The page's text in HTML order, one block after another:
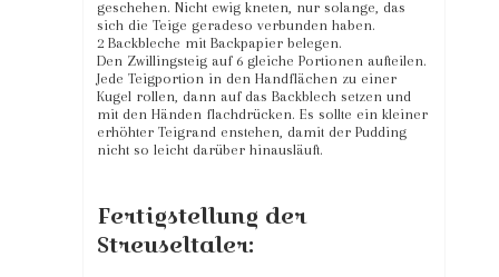
geschehen. Nicht ewig kneten, nur solange, das
sich die Teige geradeso verbunden haben.
2 Backbleche mit Backpapier belegen.
Den Zwillingsteig auf 6 gleiche Portionen aufteilen.
Jede Teigportion in den Handflächen zu einer
Kugel rollen, dann auf das Backblech setzen und
mit den Händen flachdrücken. Es sollte ein kleiner
erhöhter Teigrand enstehen, damit der Pudding
nicht so leicht darüber hinausläuft.
Fertigstellung der
Streuseltaler: